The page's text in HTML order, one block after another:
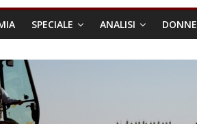
SPECIALE ANALISI DONNE